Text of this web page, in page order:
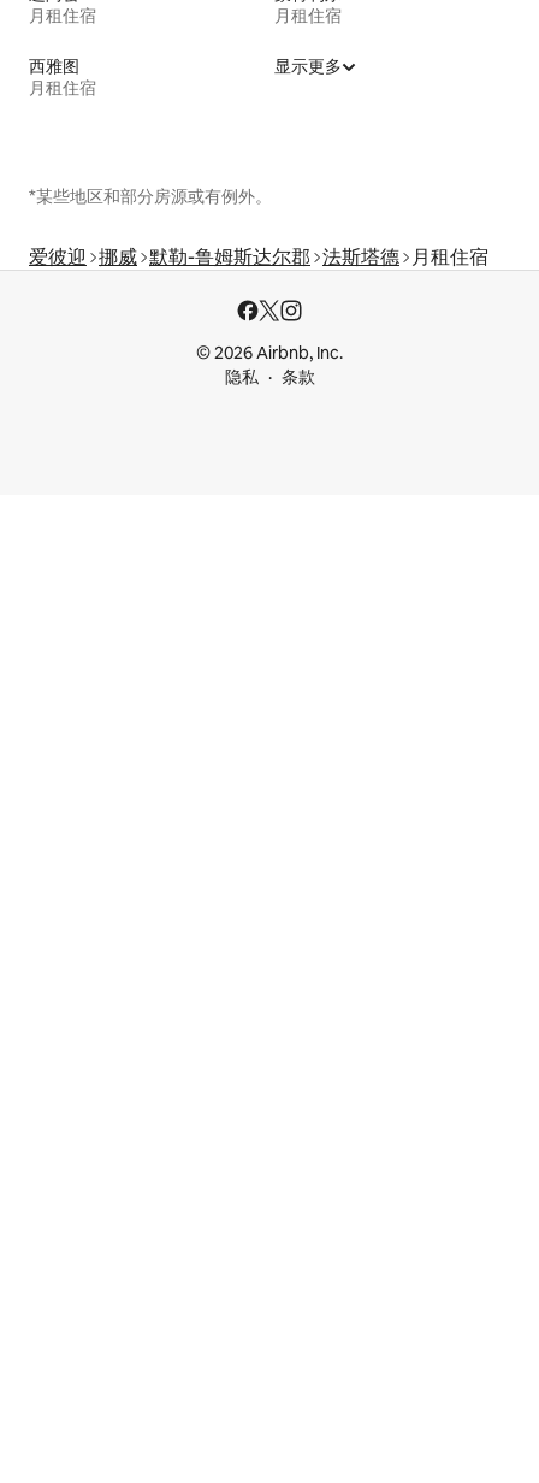
月租住宿
月租住宿
西雅图
月租住宿
显示更多
*某些地区和部分房源或有例外。
爱彼迎 挪威 默勒-鲁姆斯达尔郡 法斯塔德 月租住宿
© 2026 Airbnb, Inc.
隐私
条款